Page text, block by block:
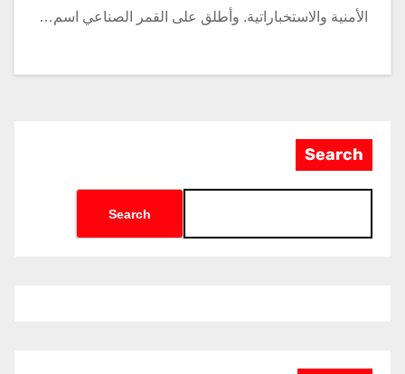
الأمنية والاستخباراتية. وأطلق على القمر الصناعي اسم…
Search
Search